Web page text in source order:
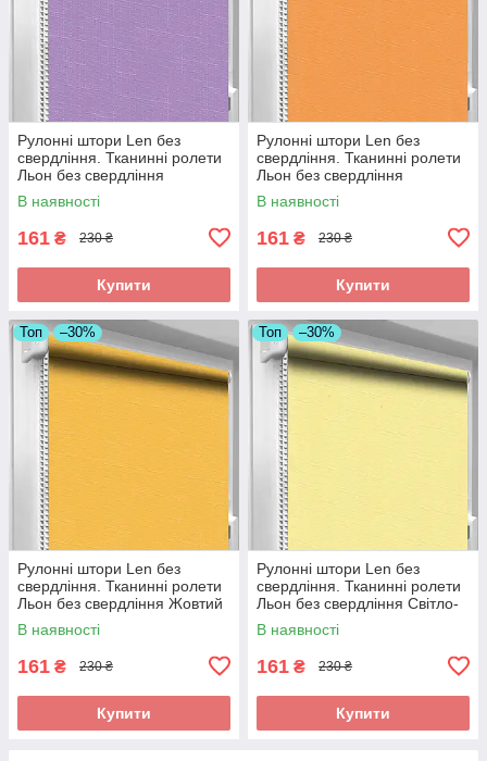
Рулонні штори Len без
свердління. Тканинні ролети
Льон без свердління
Фіолетовий 7438
В наявності
161 ₴ 230 ₴
Купити
Рулонні штори Len без
свердління. Тканинні ролети
Льон без свердління
Оранжевий 0852
В наявності
161 ₴ 230 ₴
Купити
Топ –30%
Рулонні штори Len без
свердління. Тканинні ролети
Льон без свердління Жовтий
0858
В наявності
161 ₴ 230 ₴
Купити
Топ –30%
Рулонні штори Len без
свердління. Тканинні ролети
Льон без свердління Світло-
жовтий 2057
В наявності
161 ₴ 230 ₴
Купити